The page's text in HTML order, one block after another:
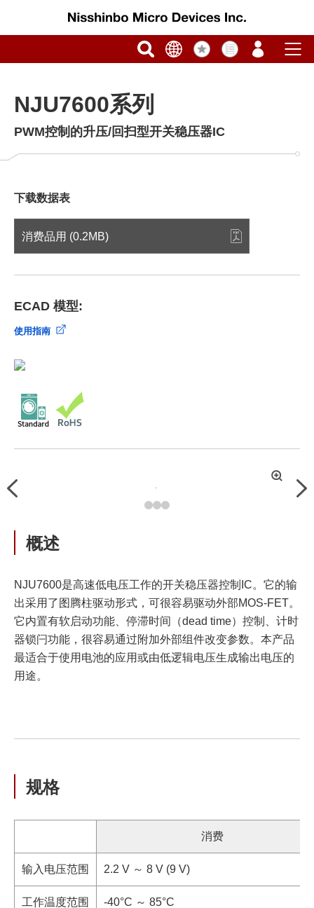
NJU7600系列
PWM控制的升压/回扫型开关稳压器IC
下载数据表
消费品用 (0.2MB)
ECAD 模型:
使用指南
Previous
拡
概述
NJU7600是高速低电压工作的开关稳压器控制IC。它的输
出采用了图腾柱驱动形式，可很容易驱动外部MOS-FET。
它内置有软启动功能、停滞时间（dead time）控制、计时
器锁闩功能，很容易通过附加外部组件改变参数。本产品
最适合于使用电池的应用或由低逻辑电压生成输出电压的
用途。
规格
消费
输入电压范围 2.2 V ～ 8 V (9 V)
工作温度范围 -40°C ～ 85°C